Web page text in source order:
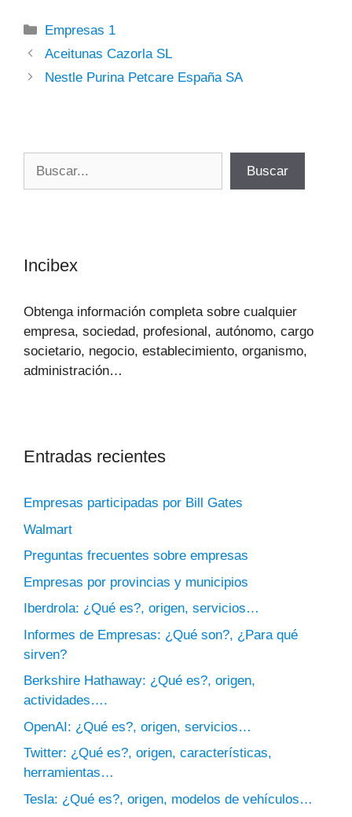
Categorías
Empresas 1
Aceitunas Cazorla SL
Nestle Purina Petcare España SA
Buscar
Incibex
Obtenga información completa sobre cualquier
empresa, sociedad, profesional, autónomo, cargo
societario, negocio, establecimiento, organismo,
administración…
Entradas recientes
Empresas participadas por Bill Gates
Walmart
Preguntas frecuentes sobre empresas
Empresas por provincias y municipios
Iberdrola: ¿Qué es?, origen, servicios…
Informes de Empresas: ¿Qué son?, ¿Para qué
sirven?
Berkshire Hathaway: ¿Qué es?, origen,
actividades….
OpenAI: ¿Qué es?, origen, servicios…
Twitter: ¿Qué es?, origen, características,
herramientas…
Tesla: ¿Qué es?, origen, modelos de vehículos…